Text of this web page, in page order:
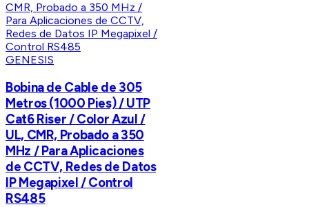
GENESIS
Bobina de Cable de 305
Metros (1000 Pies) / UTP
Cat6 Riser / Color Azul /
UL, CMR, Probado a 350
MHz / Para Aplicaciones
de CCTV, Redes de Datos
IP Megapixel / Control
RS485